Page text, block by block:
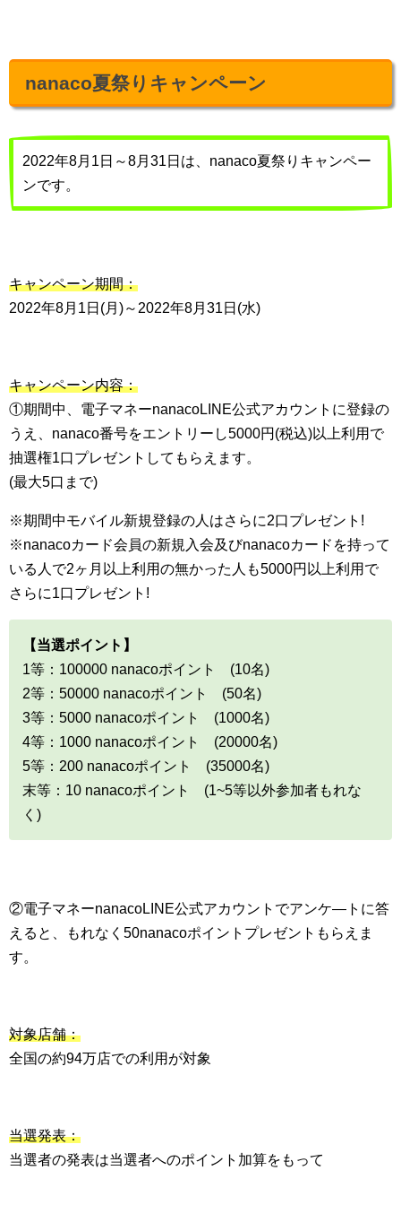
nanaco夏祭りキャンペーン
2022年8月1日～8月31日は、nanaco夏祭りキャンペー
ンです。
キャンペーン期間：
2022年8月1日(月)～2022年8月31日(水)
キャンペーン内容：
①期間中、電子マネーnanacoLINE公式アカウントに登録の
うえ、nanaco番号をエントリーし5000円(税込)以上利用で
抽選権1口プレゼントしてもらえます。
(最大5口まで)
※期間中モバイル新規登録の人はさらに2口プレゼント!
※nanacoカード会員の新規入会及びnanacoカードを持って
いる人で2ヶ月以上利用の無かった人も5000円以上利用で
さらに1口プレゼント!
【当選ポイント】
1等：100000 nanacoポイント (10名)
2等：50000 nanacoポイント (50名)
3等：5000 nanacoポイント (1000名)
4等：1000 nanacoポイント (20000名)
5等：200 nanacoポイント (35000名)
末等：10 nanacoポイント (1~5等以外参加者もれな
く)
②電子マネーnanacoLINE公式アカウントでアンケ―トに答
えると、もれなく50nanacoポイントプレゼントもらえま
す。
対象店舗：
全国の約94万店での利用が対象
当選発表：
当選者の発表は当選者へのポイント加算をもって